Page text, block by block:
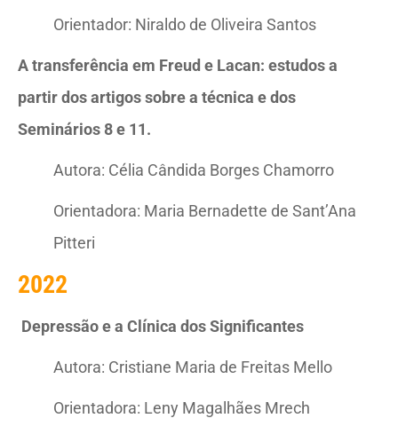
Orientador: Niraldo de Oliveira Santos
A transferência em Freud e Lacan: estudos a
partir dos artigos sobre a técnica e dos
Seminários 8 e 11.
Autora: Célia Cândida Borges Chamorro
Orientadora: Maria Bernadette de Sant’Ana
Pitteri
2022
Depressão e a Clínica dos Significantes
Autora: Cristiane Maria de Freitas Mello
Orientadora: Leny Magalhães Mrech